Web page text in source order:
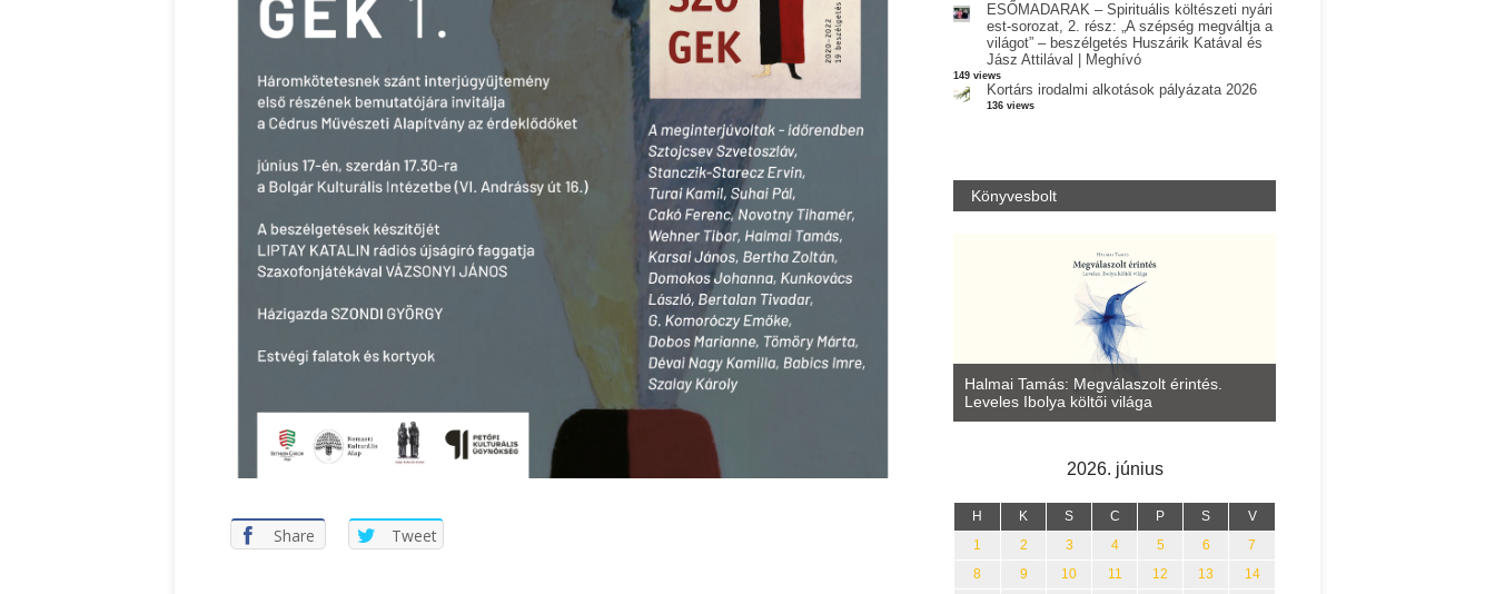
Share Tweet
ESŐMADARAK – Spirituális költészeti nyári
est-sorozat, 2. rész: „A szépség megváltja a
világot” – beszélgetés Huszárik Katával és
Jász Attilával | Meghívó
149 views
Kortárs irodalmi alkotások pályázata 2026
136 views
Könyvesbolt
Parvathy Baul: A NAGY LELKEK DALAI.
Bevezetés a bául ösvénybe (Fordította:
Halmai Tamás: Megválaszolt érintés.
Leveles Ibolya költői világa
2026. június
H K S C P S V
1 2 3 4 5 6
7
8
9 10 11 12 13
14